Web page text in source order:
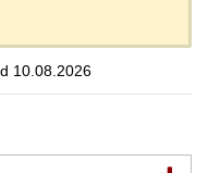
10.08.2026